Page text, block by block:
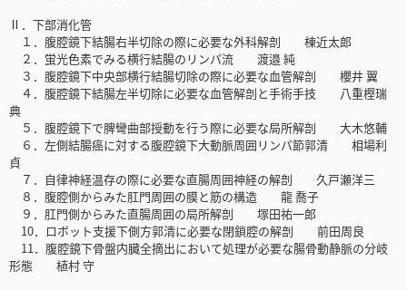
Ⅱ．下部消化管
１．腹腔鏡下結腸右半切除の際に必要な外科解剖 棟近太郎
２．蛍光色素でみる横行結腸のリンパ流 渡邉 純
３．腹腔鏡下中央部横行結腸切除の際に必要な血管解剖 櫻井 翼
４．腹腔鏡下結腸左半切除に必要な血管解剖と手術手技 八重樫瑞
典
５．腹腔鏡下で脾彎曲部授動を行う際に必要な局所解剖 大木悠輔
６．左側結腸癌に対する腹腔鏡下大動脈周囲リンパ節郭清 相場利
貞
７．自律神経温存の際に必要な直腸周囲神経の解剖 久戸瀬洋三
８．腹腔側からみた肛門周囲の膜と筋の構造 龍 喬子
９．肛門側からみた直腸周囲の局所解剖 塚田祐一郎
10．ロボット支援下側方郭清に必要な閉鎖腔の解剖 前田周良
11．腹腔鏡下骨盤内臓全摘出において処理が必要な腸骨動静脈の分岐
形態 植村 守